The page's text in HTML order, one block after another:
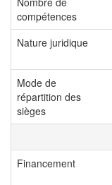
compétences
Nature juridique
Mode de
répartition des
sièges
Financement